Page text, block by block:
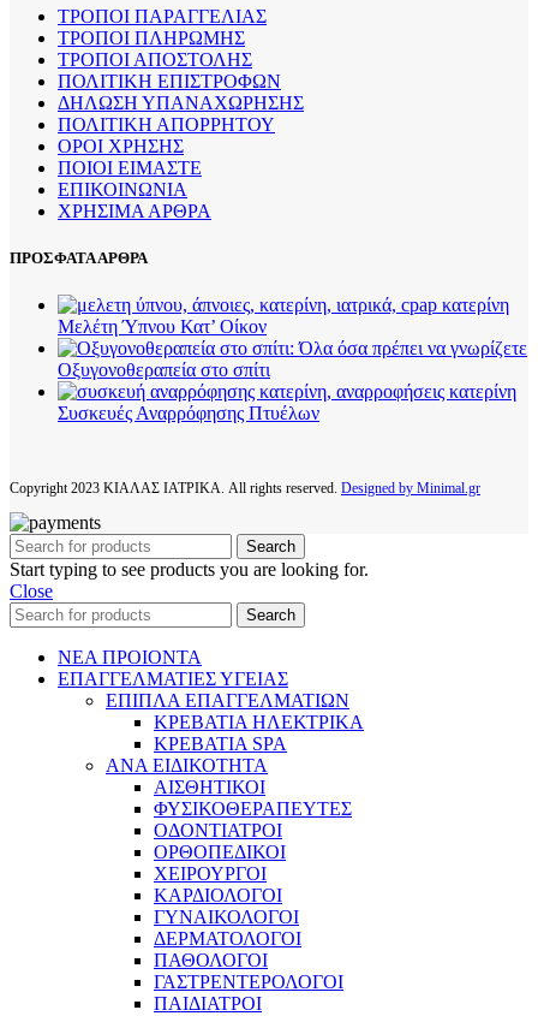
ΤΡΟΠΟΙ ΠΑΡΑΓΓΕΛΙΑΣ
ΤΡΟΠΟΙ ΠΛΗΡΩΜΗΣ
ΤΡΟΠΟΙ ΑΠΟΣΤΟΛΗΣ
ΠΟΛΙΤΙΚΗ ΕΠΙΣΤΡΟΦΩΝ
ΔΗΛΩΣΗ ΥΠΑΝΑΧΩΡΗΣΗΣ
ΠΟΛΙΤΙΚΗ ΑΠΟΡΡΗΤΟΥ
ΟΡΟΙ ΧΡΗΣΗΣ
ΠΟΙΟΙ ΕΙΜΑΣΤΕ
ΕΠΙΚΟΙΝΩΝΙΑ
ΧΡΗΣΙΜΑ ΑΡΘΡΑ
ΠΡΟΣΦΑΤΑ ΑΡΘΡΑ
Μελέτη Ύπνου Κατ’ Οίκον
Οξυγονοθεραπεία στο σπίτι
Συσκευές Αναρρόφησης Πτυέλων
Copyright2023 ΚΙΑΛΑΣ ΙΑΤΡΙΚΑ. All rights reserved. Designed by Minimal.gr
Search
Start typing to see products you are looking for.
Close
Search
ΝΕΑ ΠΡΟΙΟΝΤΑ
ΕΠΑΓΓΕΛΜΑΤΙΕΣ ΥΓΕΙΑΣ
ΕΠΙΠΛΑ ΕΠΑΓΓΕΛΜΑΤΙΩΝ
ΚΡΕΒΑΤΙΑ ΗΛΕΚΤΡΙΚΑ
ΚΡΕΒΑΤΙΑ SPA
ΑΝΑ ΕΙΔΙΚΟΤΗΤΑ
ΑΙΣΘΗΤΙΚΟΙ
ΦΥΣΙΚΟΘΕΡΑΠΕΥΤΕΣ
ΟΔΟΝΤΙΑΤΡΟΙ
ΟΡΘΟΠΕΔΙΚΟΙ
ΧΕΙΡΟΥΡΓΟΙ
ΚΑΡΔΙΟΛΟΓΟΙ
ΓΥΝΑΙΚΟΛΟΓΟΙ
ΔΕΡΜΑΤΟΛΟΓΟΙ
ΠΑΘΟΛΟΓΟΙ
ΓΑΣΤΡΕΝΤΕΡΟΛΟΓΟΙ
ΠΑΙΔΙΑΤΡΟΙ